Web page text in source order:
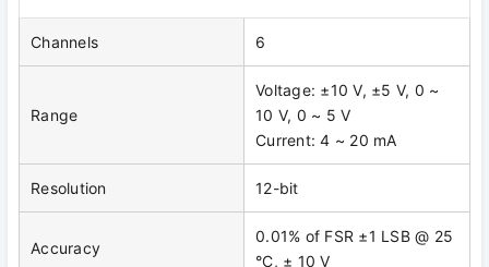
Channels 6
Range
Voltage: ±10 V, ±5 V, 0 ~
10 V, 0 ~ 5 V
Current: 4 ~ 20 mA
Resolution 12-bit
Accuracy
0.01% of FSR ±1 LSB @ 25
°C, ± 10 V